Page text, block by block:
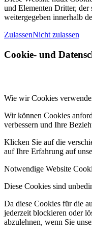
und Elementen Dritter, der
weitergegeben innerhalb
ZulassenNicht zulassen
Cookie- und
Wie wir Cookies
Wir können Cookies
verbessern und Ihre
Klicken Sie auf die
auf Ihre Erfahrung auf
Notwendige Website
Diese Cookies sind
Da diese Cookies für die
jederzeit blockieren oder
abzulehnen, wenn Sie